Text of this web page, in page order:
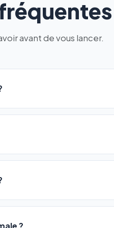
avant de vous lancer.
àtous les profils:
de configuration complexe —
gère tout en automatique
de leur positionnement en4
les moteurs classiques :
en sorte que les IA